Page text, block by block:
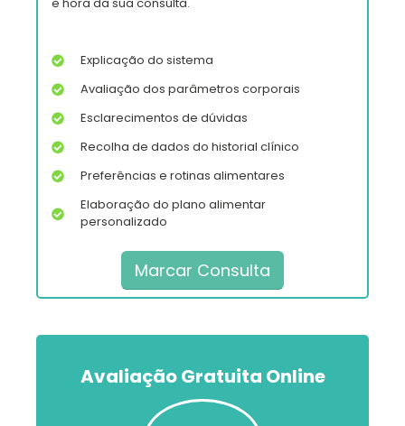
Explicação do sistema
Avaliação dos parâmetros corporais
Esclarecimentos de dúvidas
Recolha de dados do historial clínico
Preferências e rotinas alimentares
Elaboração do plano alimentar
personalizado
Marcar Consulta
Avaliação Gratuita Online